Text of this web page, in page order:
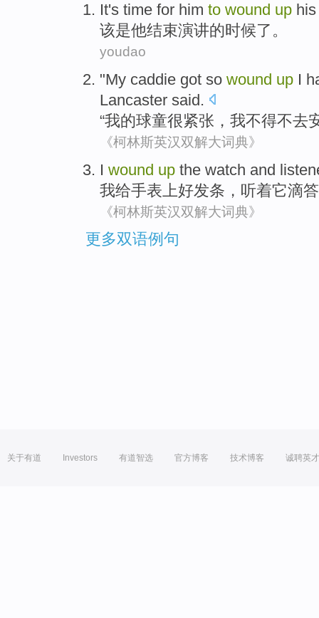
It's time for him to wound up
该是他结束演讲的时候了。
youdao
"My caddie got so wound up I
Lancaster said.
“我的球童很紧张 ， 我不得不去
《柯林斯英汉双解大词典》
I wound up the watch and
我给手表 上好发条 ， 听着它滴
《柯林斯英汉双解大词典》
更多双语例句
关于有道 Investors 有道智选 官方博客 技术博客 诚聘英才